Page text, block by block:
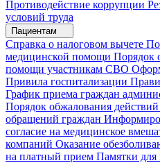
Противодействие коррупции
условий труда
Пациентам
Справка о налоговом вычете
медицинской помощи Порядок
помощи участникам СВО
Привила госпитализации
График приема граждан
Порядок обжалования действий
обращений граждан
согласие на медицинское
компаний Оказание
на платный прием Памятки для